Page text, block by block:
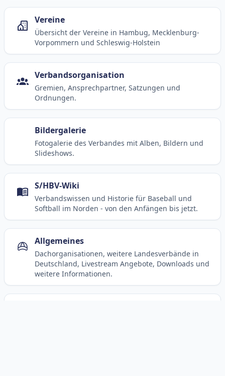
Vereine
Übersicht der Vereine in Hambug, Mecklenburg-
Vorpommern und Schleswig-Holstein
Verbandsorganisation
Gremien, Ansprechpartner, Satzungen und
Ordnungen.
Bildergalerie
Fotogalerie des Verbandes mit Alben, Bildern und
Slideshows.
S/HBV-Wiki
Verbandswissen und Historie für Baseball und
Softball im Norden - von den Anfängen bis jetzt.
Allgemeines
Dachorganisationen, weitere Landesverbände in
Deutschland, Livestream Angebote, Downloads und
weitere Informationen.